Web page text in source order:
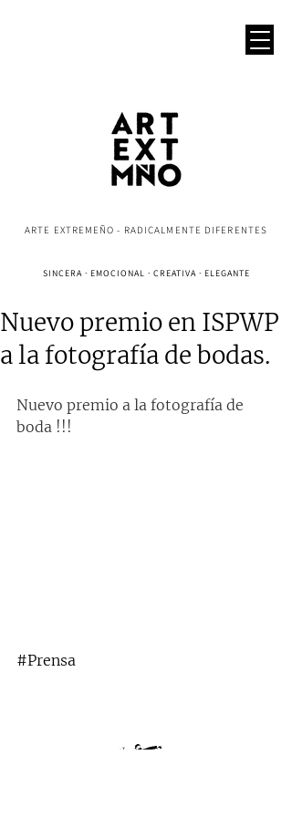
ARTE EXTREMEÑO - RADICALMENTE DIFERENTES
SINCERA · EMOCIONAL · CREATIVA · ELEGANTE
Nuevo premio en ISPWP
a la fotografía de bodas.
Nuevo premio a la fotografía de
boda !!!
#Prensa